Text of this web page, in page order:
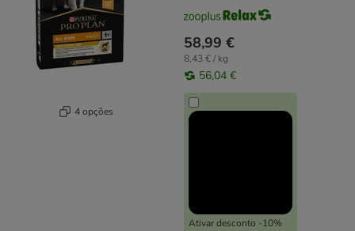
4 opções
58,99 €
8,43 € / kg
56,04 €
Ativar desconto -10%